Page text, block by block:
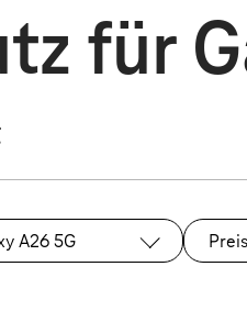
für
A26 5G Preis